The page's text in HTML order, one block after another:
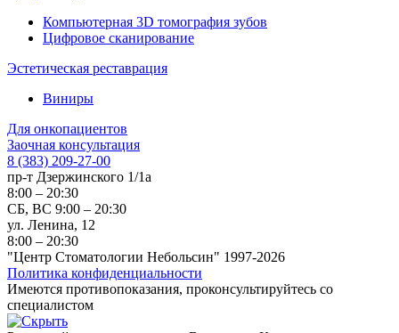
Компьютерная 3D томография зубов
Цифровое сканирование
Эстетическая реставрация
Виниры
Для онкопациентов
Заочная консультация
8 (383) 209-27-00
пр-т Дзержинского 1/1а
8:00 – 20:30
СБ, ВС 9:00 – 20:30
ул. Ленина, 12
8:00 – 20:30
"Центр Стоматологии Небольсин" 1997-2026
Политика конфиденциальности
Имеются противопоказания, проконсультируйтесь со
специалистом